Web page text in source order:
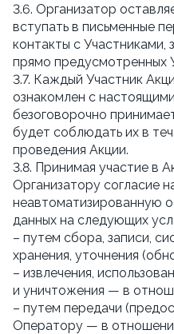
3.6. Организатор
вступать в письменные
контакты с Участниками,
прямо предусмотренных
3.7. Каждый Участник
ознакомлен с
безоговорочно
будет соблюдать их в
проведения Акции.
3.8. Принимая участие в
Организатору согласие
неавтоматизированную
данных на следующих
– путем сбора, записи,
хранения, уточнения
– извлечения,
и уничтожения — в
– путем передачи
Оператору — в